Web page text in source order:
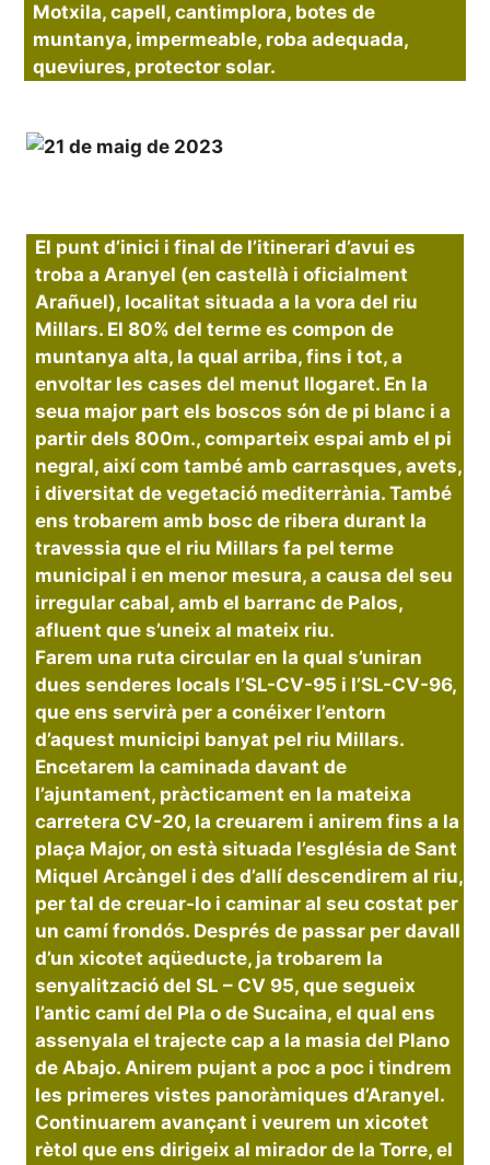
Motxila, capell, cantimplora, botes de
muntanya, impermeable, roba adequada,
queviures, protector solar.
El punt d’inici i final de l’itinerari d’avui es
troba a Aranyel (en castellà i oficialment
Arañuel), localitat situada a la vora del riu
Millars. El 80% del terme es compon de
muntanya alta, la qual arriba, fins i tot, a
envoltar les cases del menut llogaret. En la
seua major part els boscos són de pi blanc i a
partir dels 800m., comparteix espai amb el pi
negral, així com també amb carrasques, avets,
i diversitat de vegetació mediterrània. També
ens trobarem amb bosc de ribera durant la
travessia que el riu Millars fa pel terme
municipal i en menor mesura, a causa del seu
irregular cabal, amb el barranc de Palos,
afluent que s’uneix al mateix riu.
Farem una ruta circular en la qual s’uniran
dues senderes locals l’SL-CV-95 i l’SL-CV-96,
que ens servirà per a conéixer l’entorn
d’aquest municipi banyat pel riu Millars.
Encetarem la caminada davant de
l’ajuntament, pràcticament en la mateixa
carretera CV-20, la creuarem i anirem fins a la
plaça Major, on està situada l’església de Sant
Miquel Arcàngel i des d’allí descendirem al riu,
per tal de creuar-lo i caminar al seu costat per
un camí frondós. Després de passar per davall
d’un xicotet aqüeducte, ja trobarem la
senyalització del SL – CV 95, que segueix
l’antic camí del Pla o de Sucaina, el qual ens
assenyala el trajecte cap a la masia del Plano
de Abajo. Anirem pujant a poc a poc i tindrem
les primeres vistes panoràmiques d’Aranyel.
Continuarem avançant i veurem un xicotet
rètol que ens dirigeix al mirador de la Torre, el